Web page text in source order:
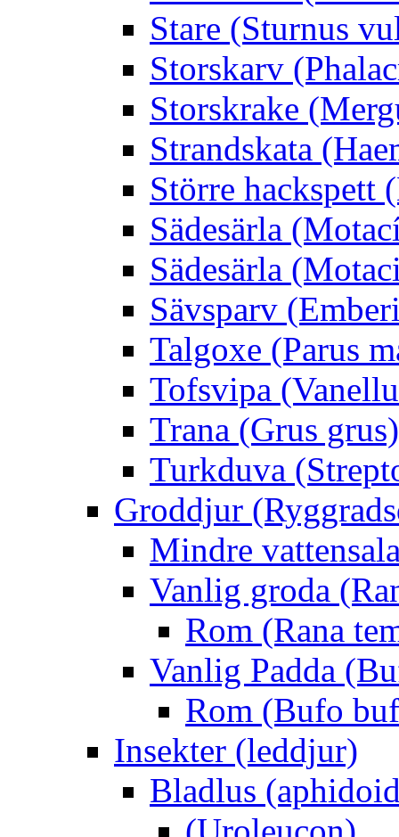
Stare (Sturnus
Storskarv
Storskrake
Strandskata
Större hackspett
Sädesärla
Sädesärla
Sävsparv
Talgoxe (Parus
Tofsvipa
Trana (Grus grus)
Turkduva
Groddjur
Mindre
Vanlig groda
Rom (Rana
Vanlig Padda
Rom (Bufo
Insekter (leddjur)
Bladlus